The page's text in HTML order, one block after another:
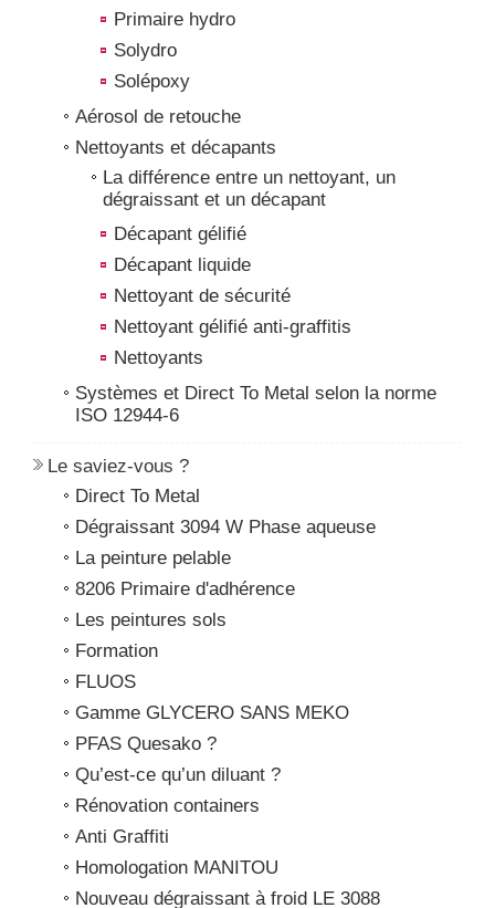
Primaire hydro
Solydro
Solépoxy
Aérosol de retouche
Nettoyants et décapants
La différence entre un nettoyant, un
dégraissant et un décapant
Décapant gélifié
Décapant liquide
Nettoyant de sécurité
Nettoyant gélifié anti-graffitis
Nettoyants
Systèmes et Direct To Metal selon la norme
ISO 12944-6
Le saviez-vous ?
Direct To Metal
Dégraissant 3094 W Phase aqueuse
La peinture pelable
8206 Primaire d'adhérence
Les peintures sols
Formation
FLUOS
Gamme GLYCERO SANS MEKO
PFAS Quesako ?
Qu’est-ce qu’un diluant ?
Rénovation containers
Anti Graffiti
Homologation MANITOU
Nouveau dégraissant à froid LE 3088